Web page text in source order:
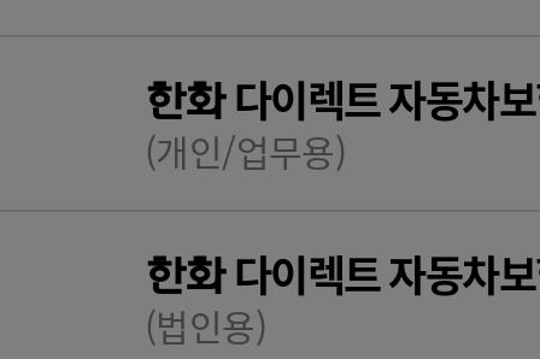
한화다이렉트 자동차
(개인/업무용)
한화다이렉트 자동차
(법인용)